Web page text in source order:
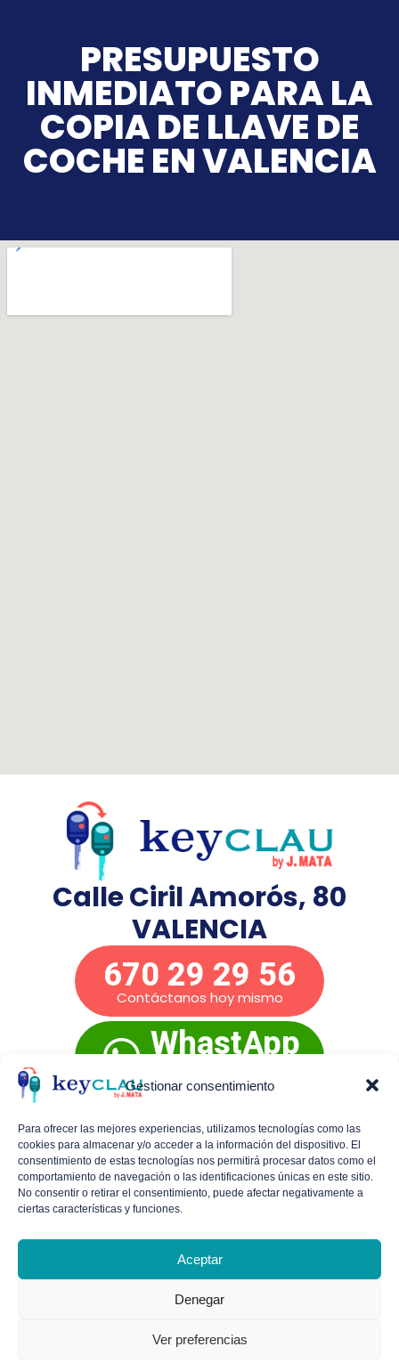
Gestionar consentimiento
Para ofrecer las mejores experiencias, utilizamos tecnologías como las
cookies para almacenar y/o acceder a la información del dispositivo. El
consentimiento de estas tecnologías nos permitirá procesar datos como el
comportamiento de navegación o las identificaciones únicas en este sitio.
No consentir o retirar el consentimiento, puede afectar negativamente a
ciertas características y funciones.
Aceptar
Denegar
Ver preferencias
PRESUPUESTO
INMEDIATO PARA LA
COPIA DE LLAVE DE
COCHE EN VALENCIA
Calle Ciril Amorós, 80
VALENCIA
670 29 29 56
Contáctanos hoy mismo
WhastApp
inmediato
Mañanas de lunes a viernes:De 9:00 a 14:00
Tardes de lunes a jueves:De 16:30 a 19:30
previa.